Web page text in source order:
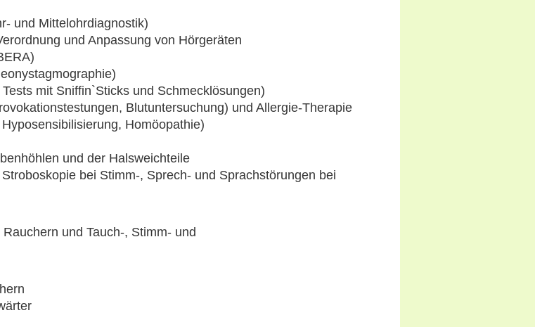
und Mittelohrdiagnostik)
und Anpassung von Hörgeräten
mit Sniffin`Sticks und Schmecklösungen)
Blutuntersuchung) und Allergie-Therapie
Homöopathie)
und der Halsweichteile
bei Stimm-, Sprech- und Sprachstörungen bei
und Tauch-, Stimm- und